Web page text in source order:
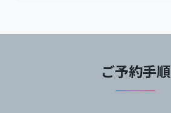
ご予約手順